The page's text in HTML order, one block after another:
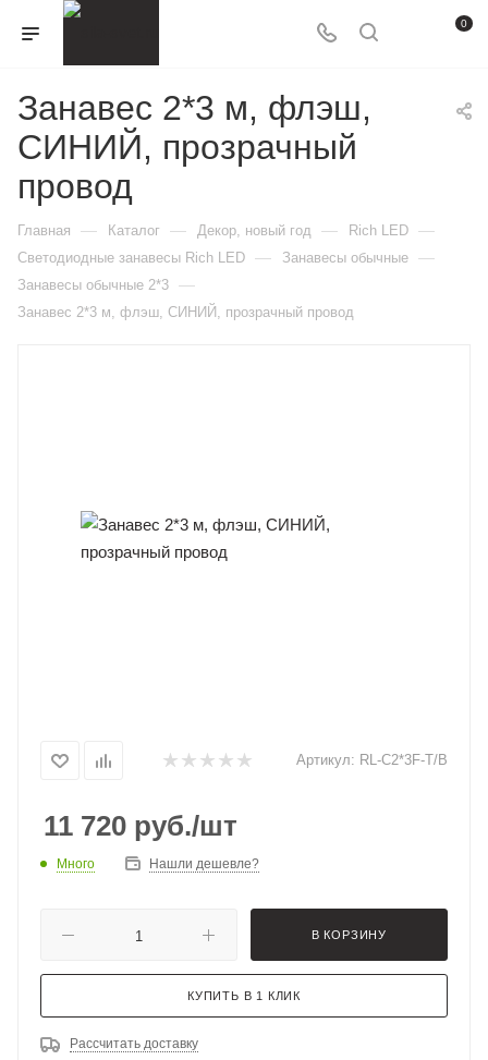
0
Занавес 2*3 м, флэш,
СИНИЙ, прозрачный
провод
Главная — Каталог — Декор, новый год — Rich LED —
Светодиодные занавесы Rich LED — Занавесы обычные —
Занавесы обычные 2*3 —
Занавес 2*3 м, флэш, СИНИЙ, прозрачный провод
Артикул: RL-C2*3F-T/B
11 720 руб./шт
Много Нашли дешевле?
В КОРЗИНУ
КУПИТЬ В 1 КЛИК
Рассчитать доставку